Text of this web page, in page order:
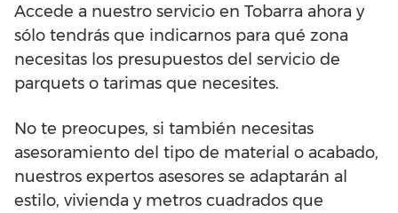
Accede a nuestro servicio en Tobarra ahora y
sólo tendrás que indicarnos para qué zona
necesitas los presupuestos del servicio de
parquets o tarimas que necesites.
No te preocupes, si también necesitas
asesoramiento del tipo de material o acabado,
nuestros expertos asesores se adaptarán al
estilo, vivienda y metros cuadrados que